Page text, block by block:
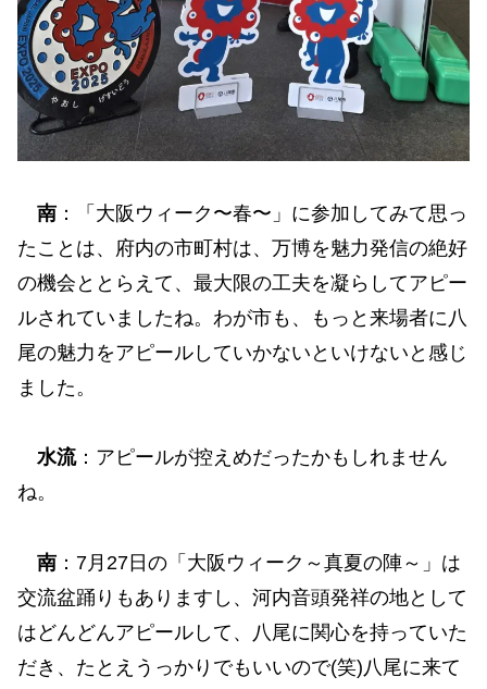
南 ：「大阪ウィーク〜春〜」に参加してみて思っ
たことは、府内の市町村は、万博を魅力発信の絶好
の機会ととらえて、最大限の工夫を凝らしてアピー
ルされていましたね。わが市も、もっと来場者に八
尾の魅力をアピールしていかないといけないと感じ
ました。
水流：アピールが控えめだったかもしれません
ね。
南 ：7月27日の「大阪ウィーク～真夏の陣～」は
交流盆踊りもありますし、河内音頭発祥の地として
はどんどんアピールして、八尾に関心を持っていた
だき、たとえうっかりでもいいので(笑)八尾に来て